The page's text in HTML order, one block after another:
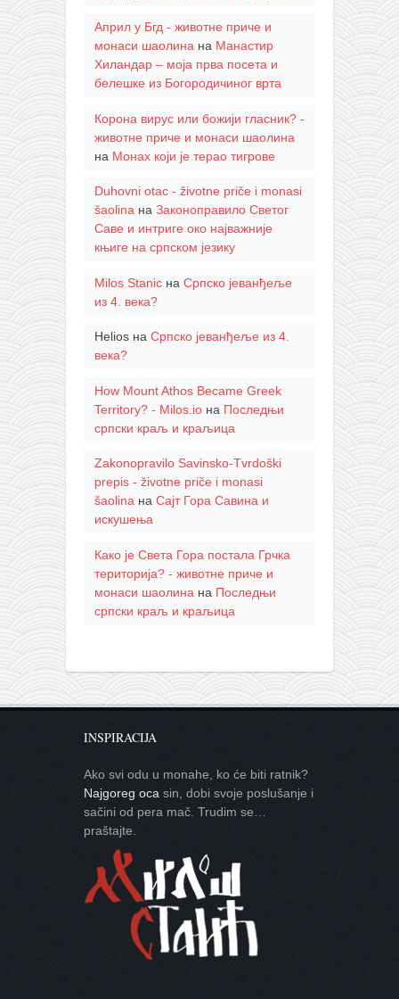
Април у Бгд - животне приче и
монаси шаолина на Манастир
Хиландар – моја прва посета и
белешке из Богородичиног врта
Корона вирус или божији гласник? -
животне приче и монаси шаолина
на Монах који је терао тигрове
Duhovni otac - životne priče i monasi
šaolinaна Законоправило Светог
Саве и интриге око најважније
књиге на српском језику
Milos Stanicна Српско јеванђеље
из 4. века?
Heliosна Српско јеванђеље из 4.
века?
How Mount Athos Became Greek
Territory? - Milos.ioна Последњи
српски краљ и краљица
Zakonopravilo Savinsko-Tvrdoški
prepis - životne priče i monasi
šaolinaна Сајт Гора Савина и
искушења
Како је Света Гора постала Грчка
територија? - животне приче и
монаси шаолина на Последњи
српски краљ и краљица
INSPIRACIJA
Ako svi odu u monahe, ko će biti ratnik?
Najgoreg oca sin, dobi svoje poslušanje i
sačini od pera mač. Trudim se…
praštajte.